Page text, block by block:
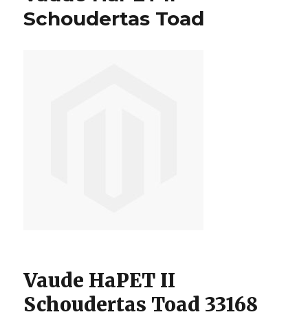
Schoudertas Toad
Vaude HaPET II
Schoudertas Toad 33168